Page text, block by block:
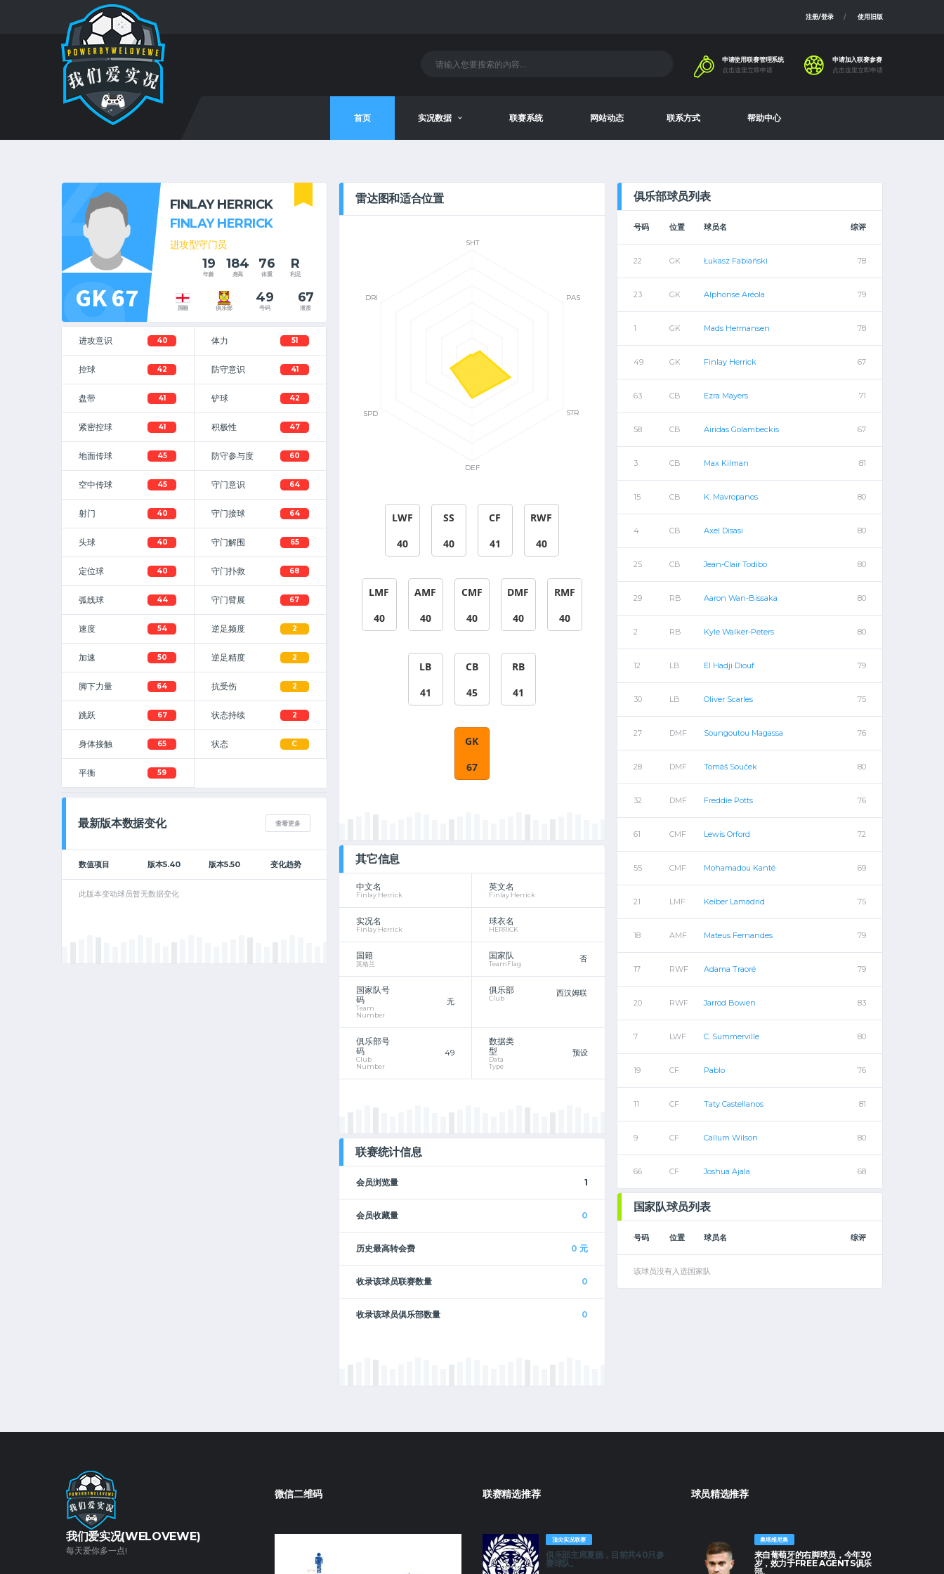
注册/登录 使用旧版
申请使用联赛管理系统
点击这里立即申请
申请加入联赛参赛
点击这里立即申请
首页 实况数据 联赛系统 网站动态 联系方式 帮助中心
GK 67
4
9
FINLAY HERRICK
FINLAY HERRICK
进攻型守门员
19
年龄
184
身高
76
体重
R
利足
国籍 俱乐部
49
号码
67
潜质
进攻意识 40
控球 42
盘带 41
紧密控球 41
地面传球 45
空中传球 45
射门 40
头球 40
定位球 40
弧线球 44
速度 54
加速 50
脚下力量 64
跳跃 67
身体接触 65
平衡 59
体力 51
防守意识 41
铲球 42
积极性 47
防守参与度 60
守门意识 64
守门接球 64
守门解围 65
守门扑救 68
守门臂展 67
逆足频度 2
逆足精度 2
抗受伤 2
状态持续 2
状态 C
最新版本数据变化 查看更多
数值项目 版本5.40 版本5.50 变化趋势
此版本变动球员暂无数据变化
雷达图和适合位置
LWF
40
SS
40
CF
41
RWF
40
LMF
40
AMF
40
CMF
40
DMF
40
RMF
40
LB
41
CB
45
RB
41
GK
67
其它信息
中文名
Finlay Herrick
英文名
Finlay Herrick
实况名
Finlay Herrick
球衣名
HERRICK
国籍
英格兰
国家队
TeamFlag
否
国家队号
码
Team
Number
无
俱乐部
Club
西汉姆联
俱乐部号
码
Club
Number
49
数据类
型
Data
Type
预设
联赛统计信息
会员浏览量 1
会员收藏量 0
历史最高转会费 0 元
收录该球员联赛数量 0
收录该球员俱乐部数量 0
俱乐部球员列表
号码 位置 球员名 综评
22 GK Łukasz Fabiański 78
23 GK Alphonse Aréola 79
1 GK Mads Hermansen 78
49 GK Finlay Herrick 67
63 CB Ezra Mayers 71
58 CB Airidas Golambeckis 67
3 CB Max Kilman 81
15 CB K. Mavropanos 80
4 CB Axel Disasi 80
25 CB Jean-Clair Todibo 80
29 RB Aaron Wan-Bissaka 80
2 RB Kyle Walker-Peters 80
12 LB El Hadji Diouf 79
30 LB Oliver Scarles 75
27 DMF Soungoutou Magassa 76
28 DMF Tomáš Souček 80
32 DMF Freddie Potts 76
61 CMF Lewis Orford 72
55 CMF Mohamadou Kanté 69
21 LMF Keiber Lamadrid 75
18 AMF Mateus Fernandes 79
17 RWF Adama Traoré 79
20 RWF Jarrod Bowen 83
7 LWF C. Summerville 80
19 CF Pablo 76
11 CF Taty Castellanos 81
9 CF Callum Wilson 80
66 CF Joshua Ajala 68
国家队球员列表
号码 位置 球员名 综评
该球员没有入选国家队
我们爱实况(WELOVEWE)
每天爱你多一点!
微信二维码 联赛精选推荐
顶尖实况联赛
俱乐部主席夏德，目前共40只参
赛球队。
球员精选推荐
奥塔维尼奥
来自葡萄牙的右脚球员，今年30
岁，效力于FREE AGENTS俱乐
部。